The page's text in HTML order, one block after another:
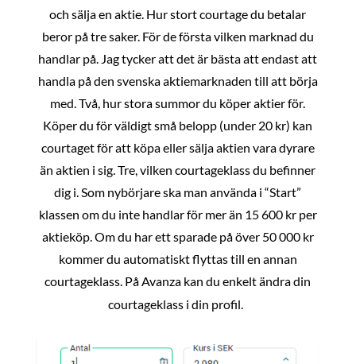
och sälja en aktie. Hur stort courtage du betalar
beror på tre saker. För de första vilken marknad du
handlar på. Jag tycker att det är bästa att endast att
handla på den svenska aktiemarknaden till att börja
med. Två, hur stora summor du köper aktier för.
Köper du för väldigt små belopp (under 20 kr) kan
courtaget för att köpa eller sälja aktien vara dyrare
än aktien i sig. Tre, vilken courtageklass du befinner
dig i. Som nybörjare ska man använda i “Start”
klassen om du inte handlar för mer än 15 600 kr per
aktieköp. Om du har ett sparade på över 50 000 kr
kommer du automatiskt flyttas till en annan
courtageklass. På Avanza kan du enkelt ändra din
courtageklass i din profil.